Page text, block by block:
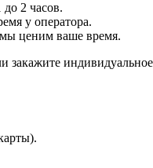
2 часов.
у оператора.
мы ценим ваше время.
закажите